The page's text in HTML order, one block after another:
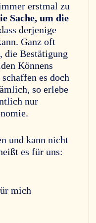
erstmal zu
Sache, um die
derjenige
Ganz oft
, die Bestätigung
Könnens
es doch
so erlebe
nur
und kann nicht
es für uns:
mich